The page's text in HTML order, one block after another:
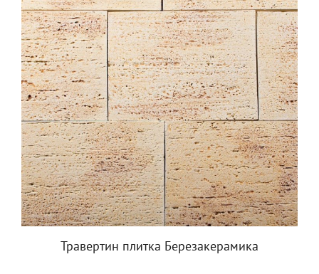
Травертин плитка Березакерамика